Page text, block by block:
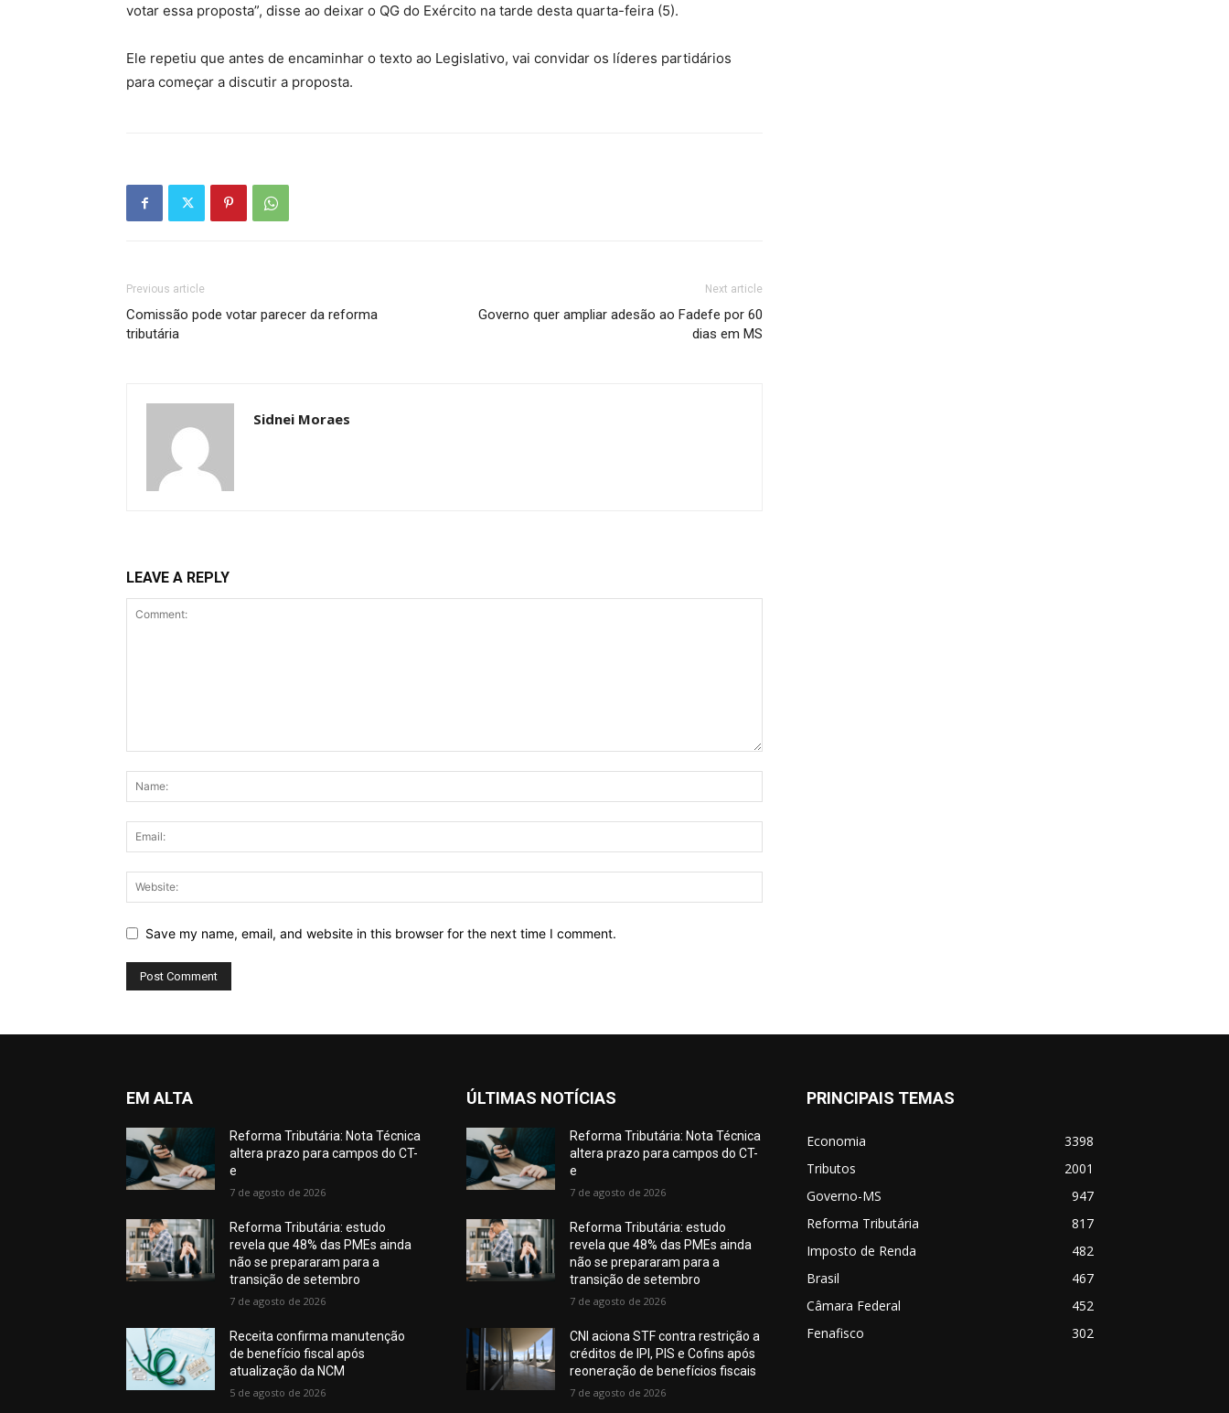
votar essa proposta”, disse ao deixar o QG do Exército na tarde desta quarta-feira (5).
Ele repetiu que antes de encaminhar o texto ao Legislativo, vai convidar os líderes partidários
para começar a discutir a proposta.
Previous article
Comissão pode votar parecer da reforma
tributária
Next article
Governo quer ampliar adesão ao Fadefe por 60
dias em MS
Sidnei Moraes
LEAVE A REPLY
Save my name, email, and website in this browser for the next time I comment.
EM ALTA
Reforma Tributária: Nota Técnica
altera prazo para campos do CT-
e
7 de agosto de 2026
Reforma Tributária: estudo
revela que 48% das PMEs ainda
não se prepararam para a
transição de setembro
7 de agosto de 2026
Receita confirma manutenção
de benefício fiscal após
atualização da NCM
5 de agosto de 2026
ÚLTIMAS NOTÍCIAS
Reforma Tributária: Nota Técnica
altera prazo para campos do CT-
e
7 de agosto de 2026
Reforma Tributária: estudo
revela que 48% das PMEs ainda
não se prepararam para a
transição de setembro
7 de agosto de 2026
CNI aciona STF contra restrição a
créditos de IPI, PIS e Cofins após
reoneração de benefícios fiscais
7 de agosto de 2026
PRINCIPAIS TEMAS
Economia
3398
Tributos
2001
Governo-MS
947
Reforma Tributária
817
Imposto de Renda
482
Brasil
467
Câmara Federal
452
Fenafisco
302